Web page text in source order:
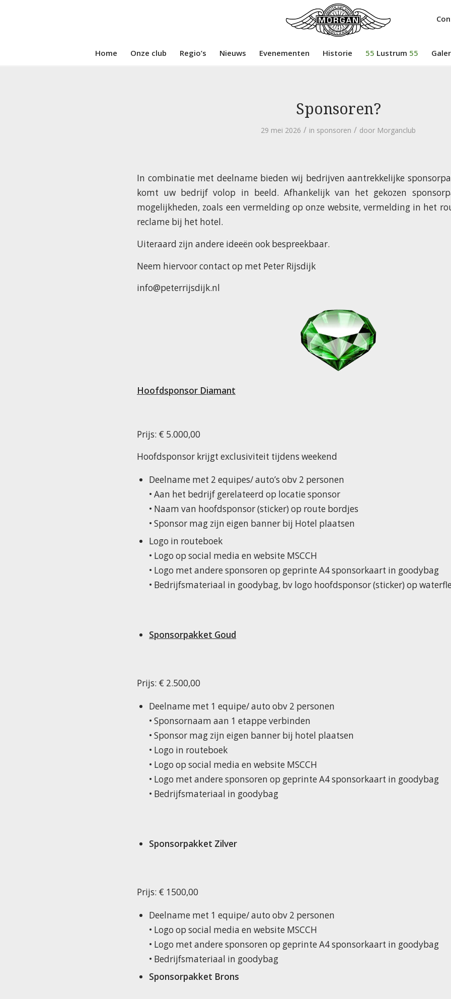
Home Onze club Regio’s Nieuws Evenementen Historie 55 Lustrum 55
Sponsoren?
29 mei 2026 / in sponsoren / door Morganclub
In combinatie met deelname bieden wij bedrijven aantrekkelijke
komt uw bedrijf volop in beeld. Afhankelijk van het gekozen
mogelijkheden, zoals een vermelding op onze website, vermelding in het
reclame bij het hotel.
Uiteraard zijn andere ideeën ook bespreekbaar.
Neem hiervoor contact op met Peter Rijsdijk
info@peterrijsdijk.nl
Hoofdsponsor Diamant
Prijs: € 5.000,00
Hoofdsponsor krijgt exclusiviteit tijdens weekend
Deelname met 2 equipes/ auto’s obv 2 personen
• Aan het bedrijf gerelateerd op locatie sponsor
• Naam van hoofdsponsor (sticker) op route bordjes
• Sponsor mag zijn eigen banner bij Hotel plaatsen
Logo in routeboek
• Logo op social media en website MSCCH
• Logo met andere sponsoren op geprinte A4 sponsorkaart in goodybag
• Bedrijfsmateriaal in goodybag, bv logo hoofdsponsor (sticker) op
Sponsorpakket Goud
Prijs: € 2.500,00
Deelname met 1 equipe/ auto obv 2 personen
• Sponsornaam aan 1 etappe verbinden
• Sponsor mag zijn eigen banner bij hotel plaatsen
• Logo in routeboek
• Logo op social media en website MSCCH
• Logo met andere sponsoren op geprinte A4 sponsorkaart in goodybag
• Bedrijfsmateriaal in goodybag
Sponsorpakket Zilver
Prijs: € 1500,00
Deelname met 1 equipe/ auto obv 2 personen
• Logo op social media en website MSCCH
• Logo met andere sponsoren op geprinte A4 sponsorkaart in goodybag
• Bedrijfsmateriaal in goodybag
Sponsorpakket Brons